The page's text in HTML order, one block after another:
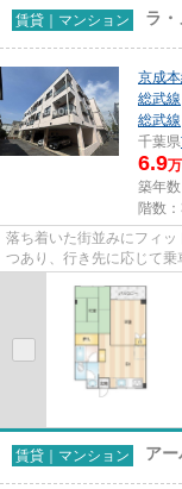
賃貸｜マンション ラ
京成
総武線
総武線
千葉県
6.9
築年
階数
落ち着いた街並みにフィ
つあり、行き先に応じて
賃貸｜マンション ア